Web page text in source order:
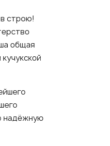
строю!
общая
надёжную